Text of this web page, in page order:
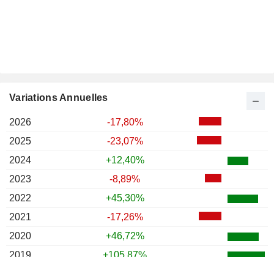
Variations Annuelles
2026
-17,80%
2025
-23,07%
2024
+12,40%
2023
-8,89%
2022
+45,30%
2021
-17,26%
2020
+46,72%